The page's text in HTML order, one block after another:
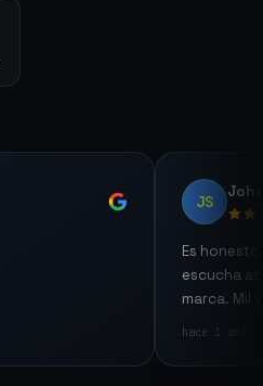
JS
Es
escucha
marca. Mil
hace 1 año